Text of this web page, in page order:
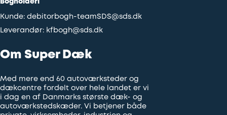
Bogholderi
Kunde: debitorbogh-teamSDS@sds.dk
Leverandør: kfbogh@sds.dk
Om Super Dæk
Med mere end 60 autoværksteder og
dækcentre fordelt over hele landet er vi
i dag en af Danmarks største dæk- og
autoværkstedskæder. Vi betjener både